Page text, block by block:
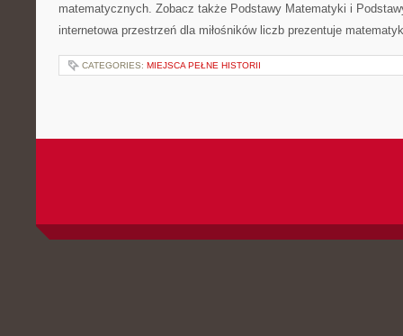
matematycznych. Zobacz także Podstawy Matematyki i
internetowa przestrzeń dla miłośników liczb prezentuje
CATEGORIES: MIEJSCA PEŁNE HISTORII